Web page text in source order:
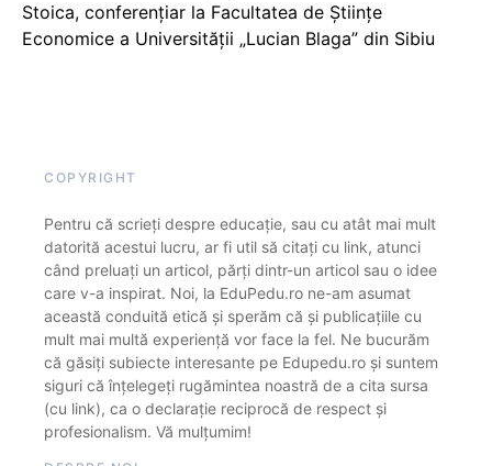
Stoica, conferențiar la Facultatea de Științe
Economice a Universității „Lucian Blaga” din Sibiu
COPYRIGHT
Pentru că scrieți despre educație, sau cu atât mai mult
datorită acestui lucru, ar fi util să citați cu link, atunci
când preluați un articol, părți dintr-un articol sau o idee
care v-a inspirat. Noi, la EduPedu.ro ne-am asumat
această conduită etică și sperăm că și publicațiile cu
mult mai multă experiență vor face la fel. Ne bucurăm
că găsiți subiecte interesante pe Edupedu.ro și suntem
siguri că înțelegeți rugămintea noastră de a cita sursa
(cu link), ca o declarație reciprocă de respect și
profesionalism. Vă mulțumim!